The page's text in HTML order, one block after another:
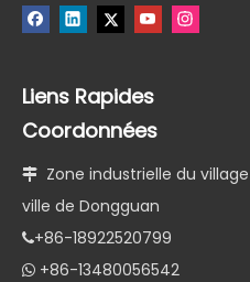
Liens Rapides
Coordonnées

Zone industrielle du
ville de Dongguan
+86-18922520799
 +86-13480056542